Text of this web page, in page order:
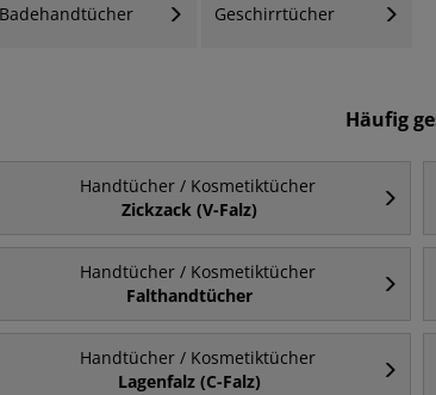
Badehandtücher Geschirrtücher
Häufig
Handtücher / Kosmetiktücher
Zickzack (V-Falz)
Handtücher / Kosmetiktücher
Falthandtücher
Handtücher / Kosmetiktücher
Lagenfalz (C-Falz)